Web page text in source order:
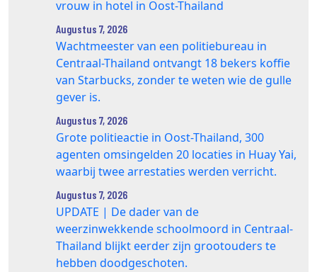
vrouw in hotel in Oost-Thailand
Augustus 7, 2026
Wachtmeester van een politiebureau in
Centraal-Thailand ontvangt 18 bekers koffie
van Starbucks, zonder te weten wie de gulle
gever is.
Augustus 7, 2026
Grote politieactie in Oost-Thailand, 300
agenten omsingelden 20 locaties in Huay Yai,
waarbij twee arrestaties werden verricht.
Augustus 7, 2026
UPDATE | De dader van de
weerzinwekkende schoolmoord in Centraal-
Thailand blijkt eerder zijn grootouders te
hebben doodgeschoten.